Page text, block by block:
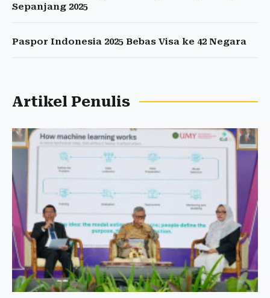
Sepanjang 2025
Paspor Indonesia 2025 Bebas Visa ke 42 Negara
Artikel Penulis